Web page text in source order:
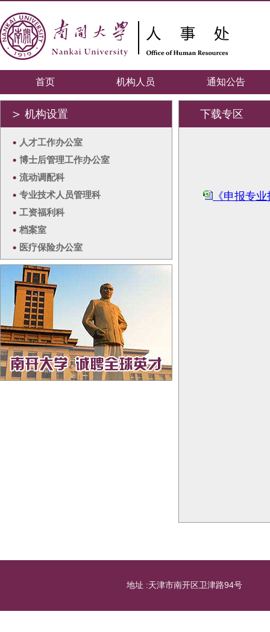
首页 机构人员 通知公告
＞ 机构设置
• 人才工作办公室
• 博士后管理工作办公室
• 流动调配科
• 专业技术人员管理科
• 工资福利科
• 档案室
• 医疗保险办公室
下载专区
《申报专
地址 :天津市南开区卫津路94号